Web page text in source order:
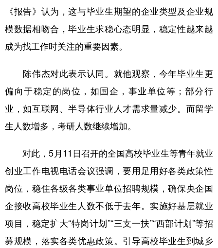
《报告》认为，这与毕业生期望的企业类型及企业规
模数据相吻合，毕业生求稳心态明显，稳定性越来越
成为找工作时关注的重要因素。
陈伟杰对此表示认同。就他观察，今年毕业生更
偏向于稳定的岗位，如国企，事业单位等；部分行
业，如互联网、半导体行业人才需求量减少。而留学
生人数增多，考研人数继续增加。
对此，5月11日召开的全国高校毕业生等青年就业
创业工作电视电话会议强调，要用足用好各类政策性
岗位，稳住各级各类事业单位招聘规模，确保央企国
企接收高校毕业生人数不低于去年。实施好基层就业
项目，稳定扩大“特岗计划”“三支一扶”“西部计划”等招
募规模，落实各类优惠政策。引导高校毕业生到城乡